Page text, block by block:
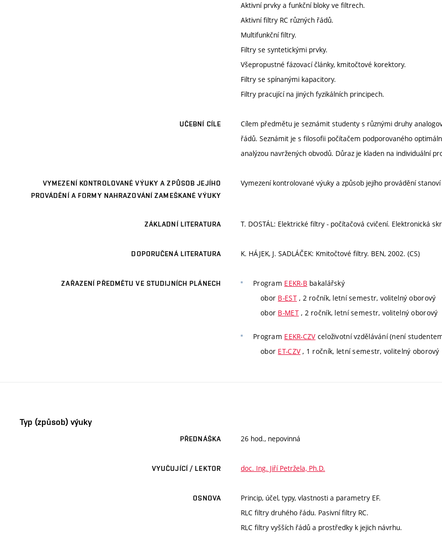
Aktivní prvky a funkční bloky ve filtrech.
Aktivní filtry RC různých řádů.
Multifunkční filtry.
Filtry se syntetickými prvky.
Všepropustné fázovací články, kmitočtové korektory.
Filtry se spínanými kapacitory.
Filtry pracující na jiných fyzikálních principech.
UČEBNÍ CÍLE
Cílem předmětu je seznámit studenty s různými druhy
řádů. Seznámit je s filosofii počítačem podporovaného
analýzou navržených obvodů. Důraz je kladen na individuální
VYMEZENÍ KONTROLOVANÉ VÝUKY A ZPŮSOB JEJÍHO
PROVÁDĚNÍ A FORMY NAHRAZOVÁNÍ ZAMEŠKANÉ VÝUKY
Vymezení kontrolované výuky a způsob jejího provádění
ZÁKLADNÍ LITERATURA T. DOSTÁL: Elektrické filtry - počítačová cvičení. Elektronická
DOPORUČENÁ LITERATURA K. HÁJEK, J. SADLÁČEK: Kmitočtové filtry. BEN, 2002. (CS)
ZAŘAZENÍ PŘEDMĚTU VE STUDIJNÍCH PLÁNECH Program EEKR-B bakalářský
obor B-EST, 2 ročník, letní semestr, volitelný oborový
obor B-MET, 2 ročník, letní semestr, volitelný oborový
Program EEKR-CZV celoživotní vzdělávání (není
obor ET-CZV , 1 ročník, letní semestr, volitelný oborový
Typ (způsob) výuky
PŘEDNÁŠKA 26 hod., nepovinná
VYUČUJÍCÍ / LEKTOR doc. Ing. Jiří Petržela, Ph.D.
OSNOVA
Princip, účel, typy, vlastnosti a parametry EF.
RLC filtry druhého řádu. Pasivní filtry RC.
RLC filtry vyšších řádů a prostředky k jejich návrhu.